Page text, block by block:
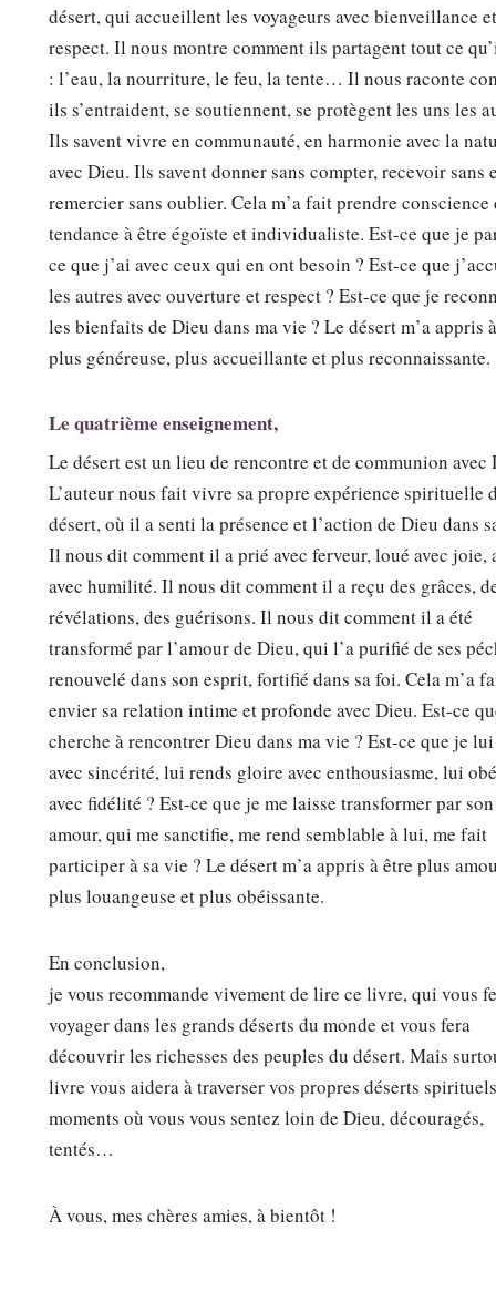
désert, qui accueillent les voyageurs avec bienveillance et
respect. Il nous montre comment ils partagent tout ce
: l’eau, la nourriture, le feu, la tente… Il nous raconte
ils s’entraident, se soutiennent, se protègent les uns les
Ils savent vivre en communauté, en harmonie avec la
avec Dieu. Ils savent donner sans compter, recevoir sans
remercier sans oublier. Cela m’a fait prendre conscience
tendance à être égoïste et individualiste. Est-ce que je
ce que j’ai avec ceux qui en ont besoin ? Est-ce que
les autres avec ouverture et respect ? Est-ce que je
les bienfaits de Dieu dans ma vie ? Le désert m’a appris
plus généreuse, plus accueillante et plus reconnaissante.
Le quatrième enseignement,
Le désert est un lieu de rencontre et de communion avec
L’auteur nous fait vivre sa propre expérience spirituelle
désert, où il a senti la présence et l’action de Dieu dans
Il nous dit comment il a prié avec ferveur, loué avec joie,
avec humilité. Il nous dit comment il a reçu des grâces,
révélations, des guérisons. Il nous dit comment il a été
transformé par l’amour de Dieu, qui l’a purifié de ses
renouvelé dans son esprit, fortifié dans sa foi. Cela m’a
envier sa relation intime et profonde avec Dieu. Est-ce
cherche à rencontrer Dieu dans ma vie ? Est-ce que je
avec sincérité, lui rends gloire avec enthousiasme, lui
avec fidélité ? Est-ce que je me laisse transformer par son
amour, qui me sanctifie, me rend semblable à lui, me fait
participer à sa vie ? Le désert m’a appris à être plus
plus louangeuse et plus obéissante.
En conclusion,
je vous recommande vivement de lire ce livre, qui vous
voyager dans les grands déserts du monde et vous fera
découvrir les richesses des peuples du désert. Mais
livre vous aidera à traverser vos propres déserts
moments où vous vous sentez loin de Dieu, découragés,
tentés…
À vous, mes chères amies, à bientôt !